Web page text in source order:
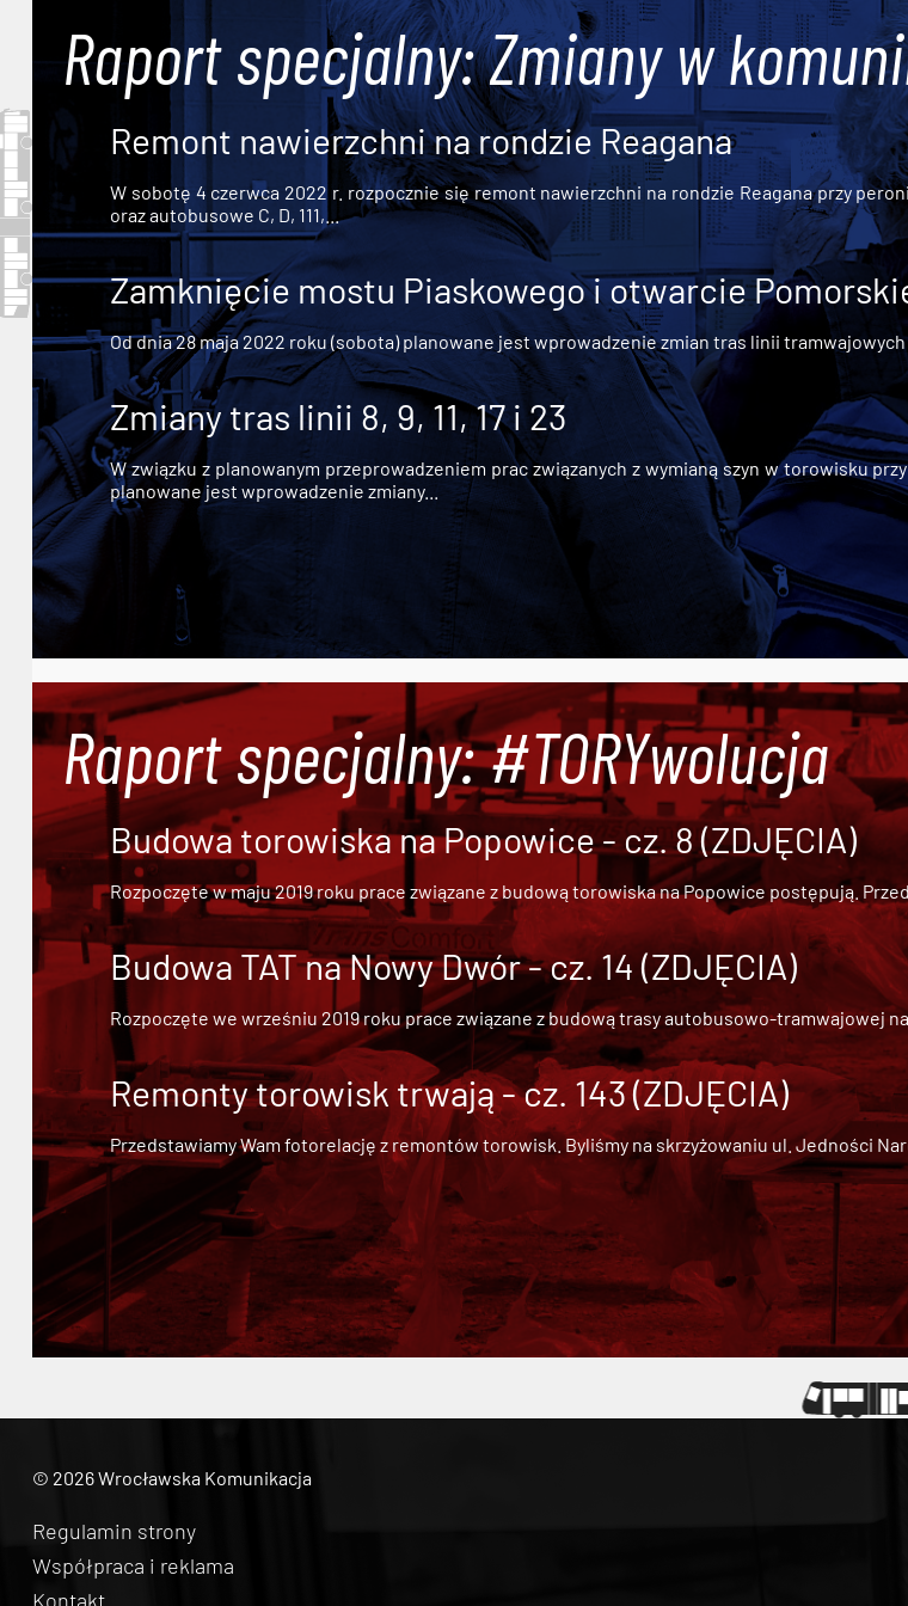
Raport specjalny: Zmiany w
Remont nawierzchni na rondzie Reagana
W sobotę 4 czerwca 2022 r. rozpocznie się remont nawierzchni na rondzie Reagana przy
oraz autobusowe C, D, 111,...
Zamknięcie mostu Piaskowego i otwarcie
Od dnia 28 maja 2022 roku (sobota) planowane jest wprowadzenie zmian tras linii
Zmiany tras linii 8, 9, 11, 17 i 23
W związku z planowanym przeprowadzeniem prac związanych z wymianą szyn w torowisku
planowane jest wprowadzenie zmiany...
Raport specjalny: #TORYwolucja
Budowa torowiska na Popowice - cz. 8 (ZDJĘCIA)
Rozpoczęte w maju 2019 roku prace związane z budową torowiska na Popowice postępują.
Budowa TAT na Nowy Dwór - cz. 14 (ZDJĘCIA)
Rozpoczęte we wrześniu 2019 roku prace związane zbudową trasy autobusowo-tramwajowej
Remonty torowisk trwają - cz. 143 (ZDJĘCIA)
Przedstawiamy Wam fotorelację z remontów torowisk. Byliśmy na skrzyżowaniu ul. Jedności
© 2026 Wrocławska Komunikacja
Regulamin strony
Współpraca i reklama
Kontakt